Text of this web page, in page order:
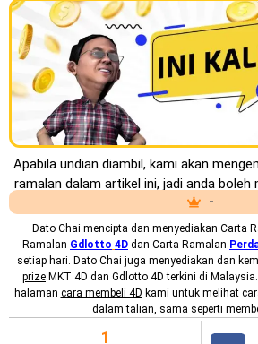
Apabila undian diambil, kami akan
ramalan dalam artikel ini, jadi anda boleh
-
Dato Chai mencipta dan menyediakan Carta
Ramalan Gdlotto 4D dan Carta Ramalan
setiap hari. Dato Chai juga menyediakan dan
prize MKT 4D dan Gdlotto 4D terkini di
halaman cara membeli 4D kami untuk melihat
dalam talian, sama seperti
1